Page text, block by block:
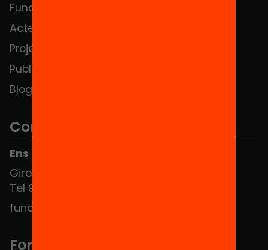
Fundació
Actes
Projectes
Publicacions i vídeos
Blog
Contacte
Ens pots trobar al Hub Social
Girona 34, interior 08010 Barcelona
Tel 934 588 700
fundacio@equitat.org
Formem part de...